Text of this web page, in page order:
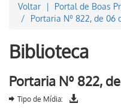
Voltar Portal de Boas
Portaria Nº 822, de 06
Biblioteca
Portaria Nº 822,
Tipo de Mídia: